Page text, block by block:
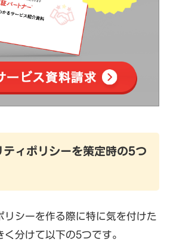
ィポリシーを策定時の5つ
リシーを作る際に特に気を付けた
分けて以下の5つです。